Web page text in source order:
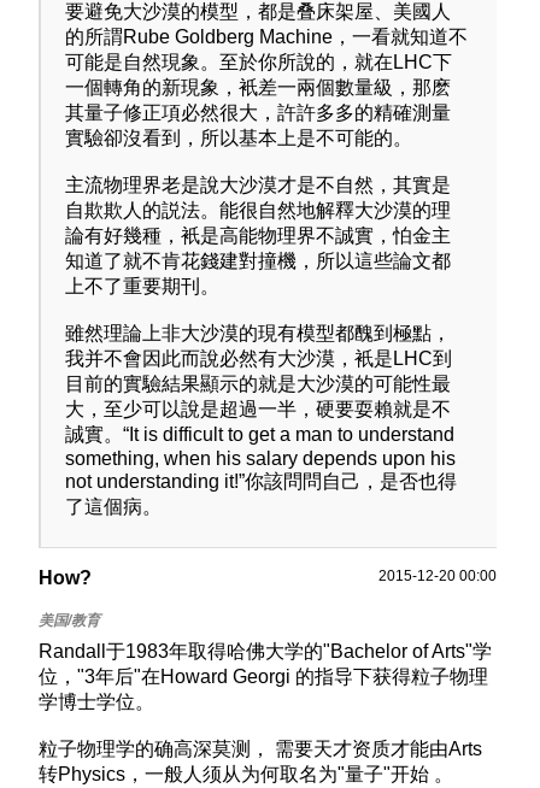
要避免大沙漠的模型，都是叠床架屋、美國人
的所謂Rube Goldberg Machine，一看就知道不
可能是自然現象。至於你所說的，就在LHC下
一個轉角的新現象，衹差一兩個數量級，那麽
其量子修正項必然很大，許許多多的精確測量
實驗卻沒看到，所以基本上是不可能的。
主流物理界老是說大沙漠才是不自然，其實是
自欺欺人的説法。能很自然地解釋大沙漠的理
論有好幾種，衹是高能物理界不誠實，怕金主
知道了就不肯花錢建對撞機，所以這些論文都
上不了重要期刊。
雖然理論上非大沙漠的現有模型都醜到極點，
我并不會因此而說必然有大沙漠，衹是LHC到
目前的實驗結果顯示的就是大沙漠的可能性最
大，至少可以說是超過一半，硬要耍賴就是不
誠實。“It is difficult to get a man to understand
something, when his salary depends upon his
not understanding it!”你該問問自己，是否也得
了這個病。
How? 2015-12-20 00:00
Randall于1983年取得哈佛大学的"Bachelor of Arts"学
位，"3年后"在Howard Georgi 的指导下获得粒子物理
学博士学位。
粒子物理学的确高深莫测， 需要天才资质才能由Arts
转Physics，一般人须从为何取名为"量子"开始 。